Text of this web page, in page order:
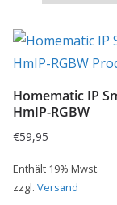
Homematic IP
HmIP-RGBW
€59,95
Enthält 19% Mwst.
zzgl. Versand